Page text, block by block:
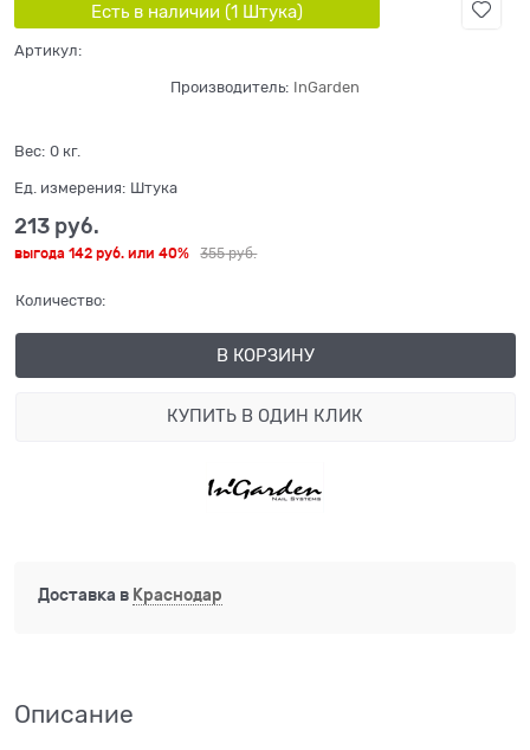
Есть в наличии (1 Штука)
Артикул:
Производитель: InGarden
Вес: 0 кг.
Ед. измерения: Штука
355 руб.
213 руб.
выгода 142 руб. или 40%
Количество:
В КОРЗИНУ
КУПИТЬ В ОДИН КЛИК
Доставка в Краснодар
Описание